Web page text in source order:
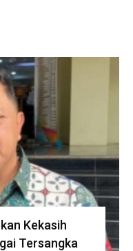
Kekasih
Tersangka